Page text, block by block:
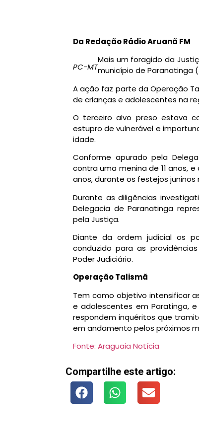
Da Redação Rádio Aruanã FM
PC-MT
Mais um foragido da
município de Paranatinga
A ação faz parte da Operação
de crianças e adolescentes na
O terceiro alvo preso estava
estupro de vulnerável e
idade.
Conforme apurado pela
contra uma menina de 11 anos,
anos, durante os festejos juninos
Durante as diligências
Delegacia de Paranatinga
pela Justiça.
Diante da ordem judicial os
conduzido para as
Poder Judiciário.
Operação Talismã
Tem como objetivo intensificar
e adolescentes em Paratinga,
respondem inquéritos que
em andamento pelos próximos
Fonte: Araguaia Notícia
Compartilhe este artigo: